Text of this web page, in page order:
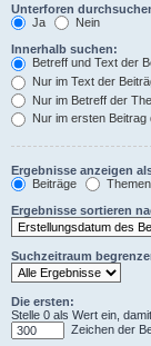
Unterforen
Ja
Nein
Innerhalb suchen:
Betreff und Text der
Nur im Text der
Nur im Betreff der
Nur im ersten Beitrag
Ergebnisse anzeigen
Beiträge
Themen
Ergebnisse sortieren
Suchzeitraum
Die ersten:
Stelle 0 als Wert ein,
Zeichen der